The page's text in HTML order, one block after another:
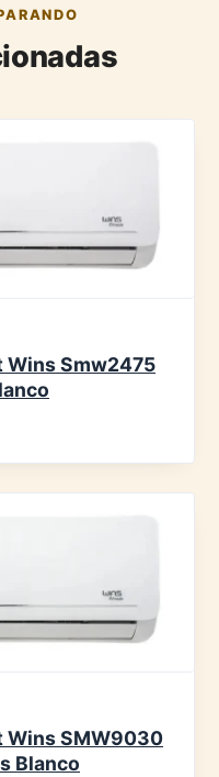
Wins Smw2475
Wins SMW9030
Blanco